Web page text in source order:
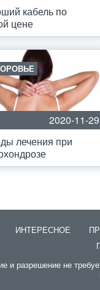
кабель по
цене
2020-11-29
лечения при
ИНТЕРЕСНОЕ
разрешение не